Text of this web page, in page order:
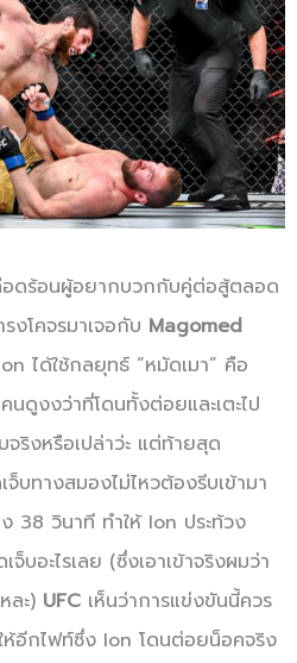
อดร้อนผู้อยากบวกกับคู่ต่อสู้ตลอด
งโคจรมาเจอกับ Magomed
ได้ใช้กลยุทธ์ “หมัดเมา” คือ
ดูงงว่าที่โดนทั้งต่อยและเตะไป
ริงหรือเปล่าว่ะ แต่ท้ายสุด
บทางสมองไม่ไหวต้องรีบเข้ามา
38 วินาที ทำให้ Ion ประท้วง
บอะไรเลย (ซึ่งเอาเข้าจริงผมว่า
ละ) UFC เห็นว่าการแข่งขันนี้ควร
ห้อีกไฟท์ซึ่ง Ion โดนต่อยน็อคจริง